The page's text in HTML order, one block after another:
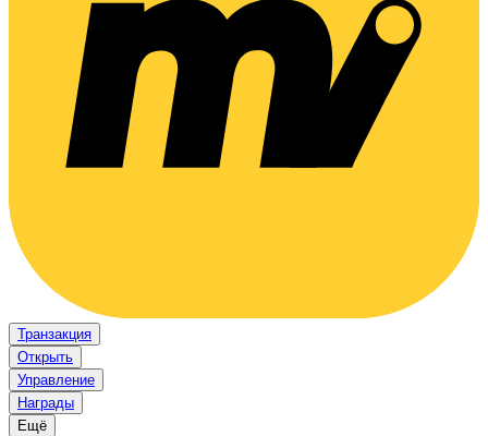
Транзакция
Открыть
Управление
Награды
Ещё